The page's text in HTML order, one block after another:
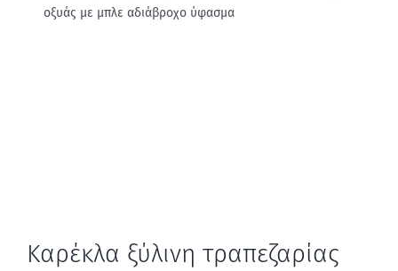
οξυάς με μπλε αδιάβροχο ύφασμα
Καρέκλα ξύλινη τραπεζαρίας